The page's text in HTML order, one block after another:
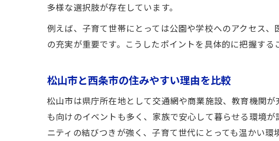
利
公
不動産
不
多様な選択肢が存在しています。
例えば、子育て世帯にとっては公園や学校へのアクセス
の充実が重要です。こうしたポイントを具体的に把握す
松山市と西条市の住みやすい理由を比較
松山市は県庁所在地として交通網や商業施設、教育機関
も向けのイベントも多く、家族で安心して暮らせる環境
ニティの結びつきが強く、子育て世代にとっても温かい環